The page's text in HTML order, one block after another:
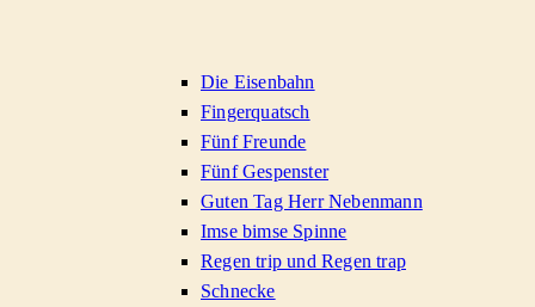
Die Eisenbahn
Fingerquatsch
Fünf Freunde
Fünf Gespenster
Guten Tag Herr Nebenmann
Imse bimse Spinne
Regen trip und Regen trap
Schnecke